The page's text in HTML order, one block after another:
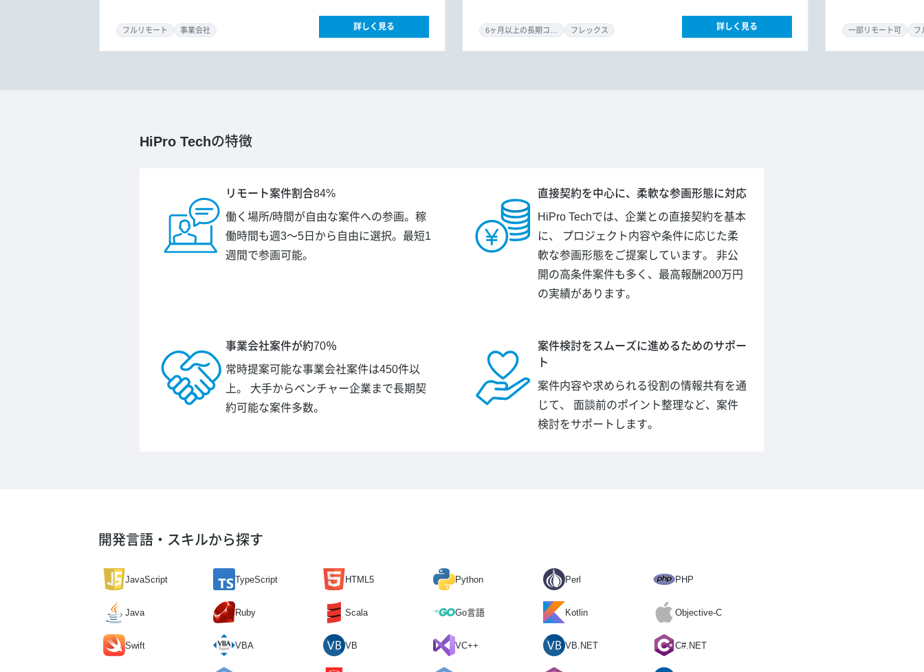
フルリモート 事業会社 詳しく見る フレックス 詳しく見る 一部リモート可 フ
HiPro Techの特徴
リモート案件割合84%
働く場所/時間が自由な案件への参画。稼
働時間も週3～5日から自由に選択。最短1
週間で参画可能。
直接契約を中心に、柔軟な参画形態に対応
HiPro Techでは、企業との直接契約を基本
に、 プロジェクト内容や条件に応じた柔
軟な参画形態をご提案しています。 非公
開の高条件案件も多く、最高報酬200万円
の実績があります。
事業会社案件が約70％
常時提案可能な事業会社案件は450件以
上。 大手からベンチャー企業まで長期契
約可能な案件多数。
案件検討をスムーズに進めるためのサポー
ト
案件内容や求められる役割の情報共有を通
じて、 面談前のポイント整理など、案件
検討をサポートします。
開発言語・スキルから探す
JavaScript TypeScript HTML5 Python Perl PHP
Java Ruby Scala Go言語 Kotlin Objective-C
Swift VBA VB VC++ VB.NET C#.NET